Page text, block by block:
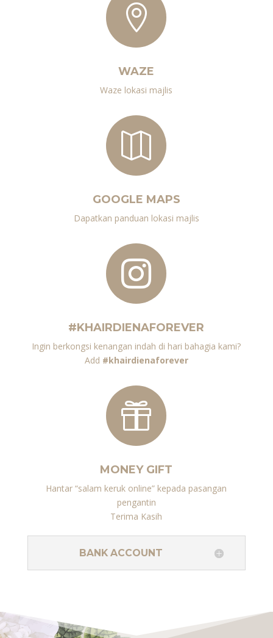

WAZE
Waze lokasi majlis

GOOGLE MAPS
Dapatkan panduan lokasi majlis

#KHAIRDIENAFOREVER
Ingin berkongsi kenangan indah di hari bahagia kami?
Add #khairdienaforever

MONEY GIFT
Hantar “salam keruk online” kepada pasangan
pengantin
Terima Kasih
BANK ACCOUNT